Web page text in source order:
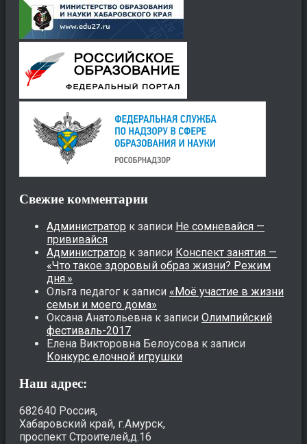
Свежие комментарии
Администратор к записи Не сомневайся —
прививайся
Администратор к записи Конспект занятия —
«Что такое здоровый образ жизни? Режим
дня.»
Ольга педагог к записи «Моё участие в жизни
семьи и моего дома»
Оксана Анатольевна к записи Олимпийский
фестиваль-2017
Елена Викторовна Белоусова к записи
Конкурс елочной игрушки
Наш адрес:
682640 Россия,
Хабаровский край, г.Амурск,
проспект Строителей,д.16